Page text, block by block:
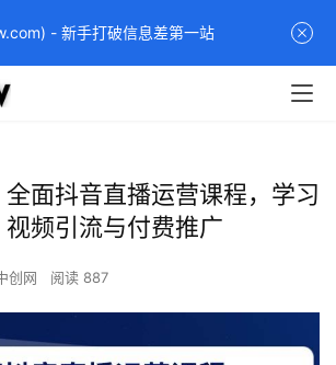
全面抖音直播运营课程，学习
频引流与付费推广
创网 阅读 887
- 新手打破信息差第一站